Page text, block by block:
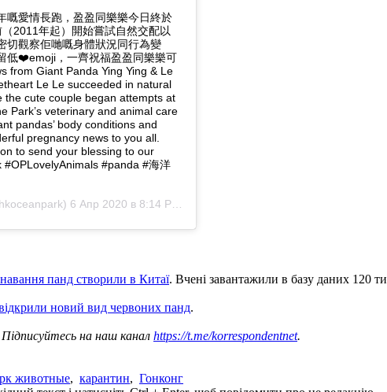
嘅愛情長跑，盈盈同樂樂今日終於
2011年起）開始嘗試自然交配以
切觀察佢哋嘅身體狀況同行為變
低❤️emoji，一齊祝福盈盈同樂樂可
from Giant Panda Ying Ying & Le
Le Le succeeded in natural
the cute couple began attempts at
Park’s veterinary and animal care
pandas’ body conditions and
pregnancy news to you all.
to send your blessing to our
#panda #海洋
6 Апр 2020 в 8:14 PDT
панд створили в Китаї. Вчені завантажили в базу даних 120
новий вид червоних панд.
на наш канал https://t.me/korrespondentnet.
животные, карантин, Гонконг